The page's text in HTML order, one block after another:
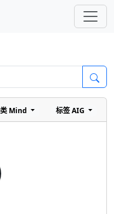
Mind 标签AIG